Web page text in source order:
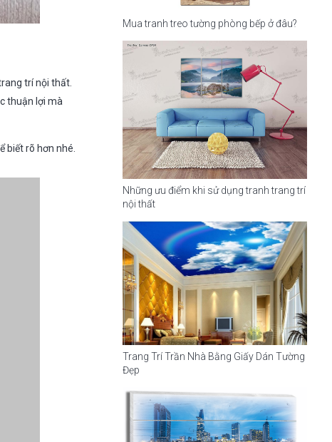
trí nội thất.
thuận lợi mà
biết rõ hơn nhé.
Mua tranh treo tường phòng bếp ở đâu?
Những ưu điểm khi sử dụng tranh trang trí
nội thất
Trang Trí Trần Nhà Bằng Giấy Dán Tường
Đẹp